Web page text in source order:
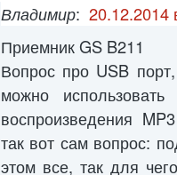
Владимир: 20.12.2014
Приемник GS B211
Вопрос про USB
можно
воспроизведения
так вот сам вопрос:
этом все, так для